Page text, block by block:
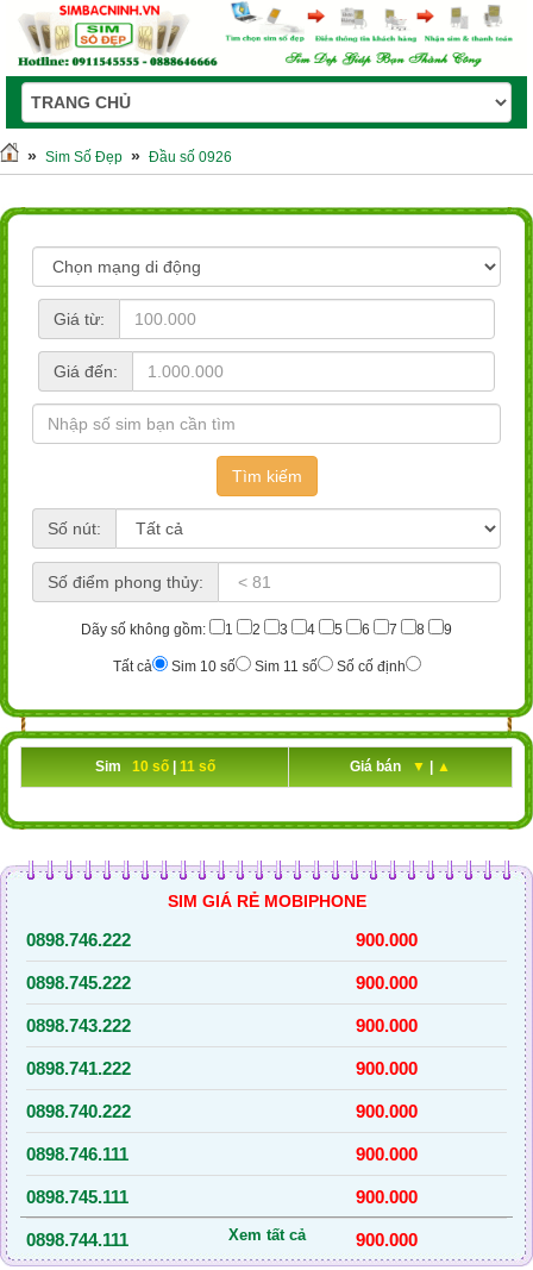
» Sim Số Đẹp » Đầu số 0926
Giá từ:
Giá đến:
Số nút:
Số điểm phong thủy:
Dãy số không gồm: 1 2 3 4 5 6 7 8 9
Tất cả Sim 10 số Sim 11 số Số cố định
Sim 10 số | 11 số Giá bán ▼ | ▲
SIM GIÁ RẺ MOBIPHONE
0898.746.222 900.000
0898.745.222 900.000
0898.743.222 900.000
0898.741.222 900.000
0898.740.222 900.000
0898.746.111 900.000
0898.745.111 900.000
0898.744.111 900.000
Xem tất cả